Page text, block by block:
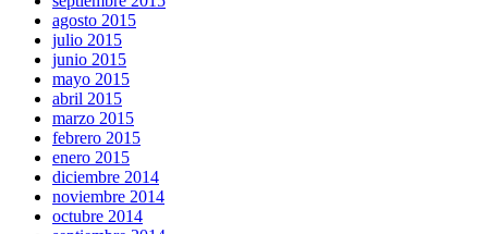
agosto 2015
julio 2015
junio 2015
mayo 2015
abril 2015
marzo 2015
febrero 2015
enero 2015
diciembre 2014
noviembre 2014
octubre 2014